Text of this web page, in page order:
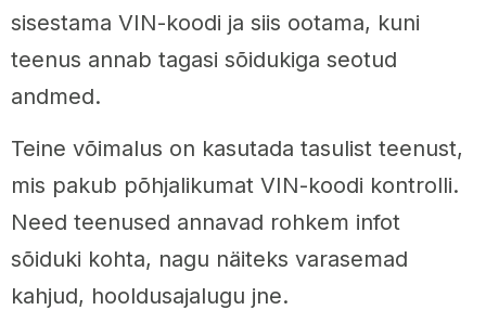
sisestama VIN-koodi ja siis ootama, kuni
teenus annab tagasi sõidukiga seotud
andmed.
Teine võimalus on kasutada tasulist teenust,
mis pakub põhjalikumat VIN-koodi kontrolli.
Need teenused annavad rohkem infot
sõiduki kohta, nagu näiteks varasemad
kahjud, hooldusajalugu jne.